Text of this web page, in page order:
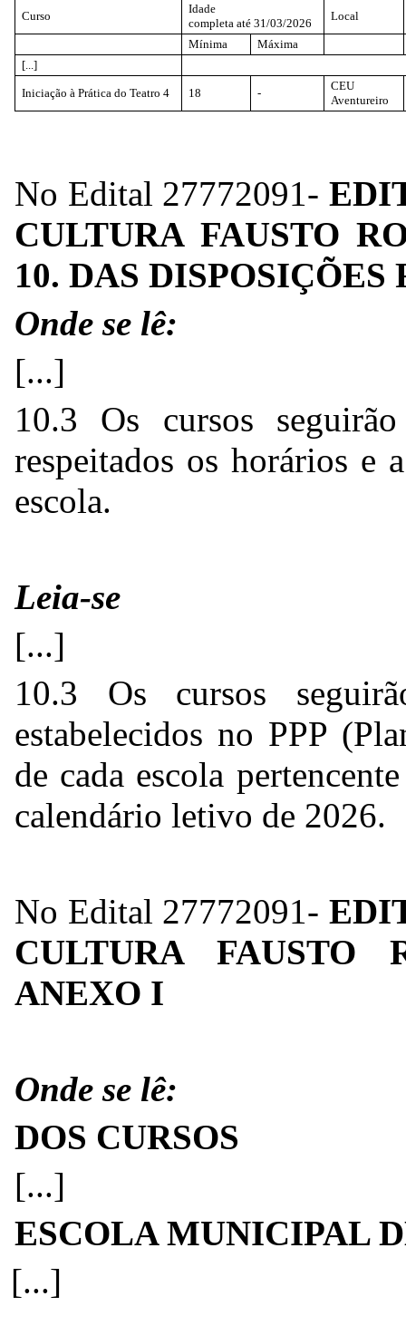
Curso
Idade
completa até 31/03/2026
Local
Mínima
Máxima
[...]
Iniciação à Prática do Teatro 4 18 -
CEU
Aventureiro
No Edital 27772091-
CULTURA FAUSTO
10. DAS
Onde se lê:
[...]
10.3 Os cursos
respeitados os horários e
escola.
Leia-se
[...]
10.3 Os cursos
estabelecidos no PPP
de cada escola
calendário letivo de 2026.
No Edital 27772091-
CULTURA FAUSTO
ANEXO I
Onde se lê:
DOS CURSOS
[...]
ESCOLA MUNICIPAL
[...]